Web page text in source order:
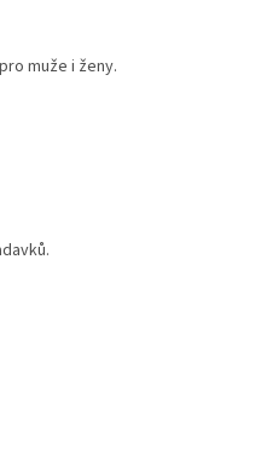
muže i ženy.